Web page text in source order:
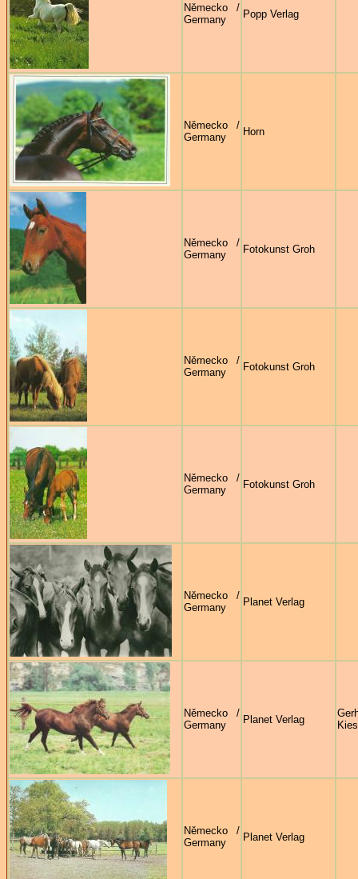
Německo /
Germany
Popp Verlag
Německo /
Germany
Horn
Německo /
Germany
Fotokunst Groh
Německo /
Germany
Fotokunst Groh
Německo /
Germany
Fotokunst Groh
Německo /
Germany
Planet Verlag
Německo /
Germany
Planet Verlag
Německo /
Germany
Planet Verlag